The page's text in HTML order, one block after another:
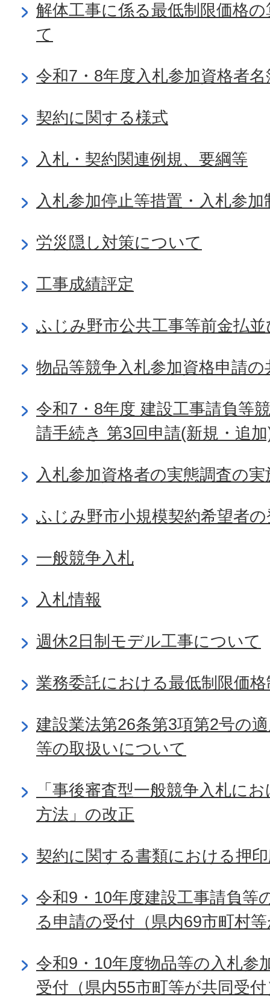
解体工事に係る最低制限価格
て
令和7・8年度入札参加資格者名
契約に関する様式
入札・契約関連例規、要綱等
入札参加停止等措置・入札参
労災隠し対策について
工事成績評定
ふじみ野市公共工事等前金払
物品等競争入札参加資格申請
令和7・8年度 建設工事請負等
請手続き 第3回申請(新規・追
入札参加資格者の実態調査の実
ふじみ野市小規模契約希望者
一般競争入札
入札情報
週休2日制モデル工事について
業務委託における最低制限価
建設業法第26条第3項第2号の
等の取扱いについて
「事後審査型一般競争入札に
方法」の改正
契約に関する書類における押
令和9・10年度建設工事請負等
る申請の受付（県内69市町村
令和9・10年度物品等の入札参
受付（県内55市町等が共同受付